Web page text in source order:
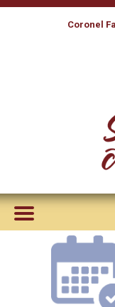
Coronel